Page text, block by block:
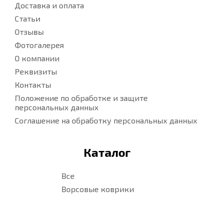
Доставка и оплата
Статьи
Отзывы
Фотогалерея
О компании
Реквизиты
Контакты
Положение по обработке и защите
персональных данных
Соглашение на обработку персональных данных
Каталог
Все
Ворсовые коврики